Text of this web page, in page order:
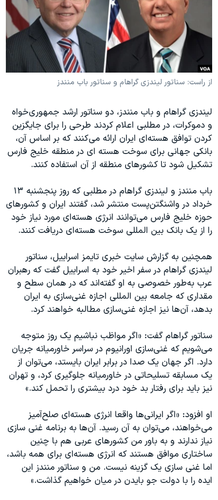
فرهنگ و زندگی
حقوق شهروندی
اقتصادی
علم و فناوری
اسرائیل در جنگ
آرشیو پخش زنده
مستندها
انتخابات ریاست جمهوری آمریکا ۲۰۲۴
حمله جمهوری اسلامی به اسرائیل
رمز مهسا
ورزش زنان در ایران
مجموعه مستندهای دادخواهی
تریبونال مردمی آبان ۹۸
دادگاه حمید نوری
چهل سال گروگان‌گیری
قانون شفافیت دارائی کادر رهبری ایران
اعتراضات مردمی آبان ۹۸
اسرائیل در جنگ
نرگس محمدی برنده جایزه نوبل صلح
همایش محافظه‌کاران آمریکا «سی‌پک»
صفحه‌های ویژه
سفر پرزیدنت ترامپ به چین
دنبال کنید
زبانهای مختلف
از راست: سناتور لیندزی گراهام و سناتور باب منندز
لیندزی گراهام و باب منندز، دو سناتور ارشد جمهوری‌خواه
و دموکرات، در مطلبی اعلام کردند طرحی را برای جایگزین
کردن توافق هسته‌ای ایران ارائه می‌کنند که بر اساس آن،
بانکی جهانی برای سوخت هسته ای در منطقه خلیج فارس
تشکیل شود تا کشورهای منطقه از آن استفاده کنند.
باب منندز و لیندزی گراهام در مطلبی که روز پنجشنبه ۱۳
خرداد در واشنگتن‌پست منتشر شد، گفتند ايران و كشورهاى
حوزه خليج فارس می‌توانند انرژى هسته‌اى مورد نياز خود
را از یک بانک بين المللى سوخت هسته‌ای دريافت كنند.
همچنین به گزارش سايت خبرى تايمز اسراييل، سناتور
ليندزى گراهام در سفر اخير خود به اسراييل گفت که رهبران
عرب به‌‌طور خصوصى به او گفته‌اند كه در همان سطح و
مقدارى كه جامعه بين المللى اجازه غنى‌سازى به ایران
بدهد، آن‌ها نیز اجازه غنى‌سازى مطالبه خواهند كرد.
سناتور گراهام گفت: «اگر مواظب نباشيم یک روز متوجه
می‌شویم كه غنى‌سازى اورانيوم در سراسر خاورميانه جريان
دارد. اگر جهان یک صدا در برابر ايران بایستد، می‌توان از
یک مسابقه تسليحاتى در خاورميانه جلوگيرى كرد، و تهران
نیز بايد براى رفتار بد خود درد بيشترى را تحمل كند.»
او افزود: «اگر ایرانی‌ها واقعا انرژى هسته‌اى صلح‌آمیز
می‌خواهند، می‌توان به آن رسید. آن‌ها به برنامه غنى سازى
نياز ندارند و به باور من کشورهای عربی هم با چنين
ساختارى موافق هستند كه انرژى هسته‌اى براى همه باشد،
اما غنى سازى یک گزینه نيست. من و سناتور منندز اين
ایده را با دولت جو بايدن در ميان خواهيم گذاشت.»